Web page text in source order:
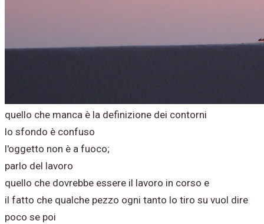
quello che manca è la definizione dei contorni
lo sfondo è confuso
l'oggetto non è a fuoco;
parlo del lavoro
quello che dovrebbe essere il lavoro in corso e
il fatto che qualche pezzo ogni tanto lo tiro su vuol dire
poco se poi